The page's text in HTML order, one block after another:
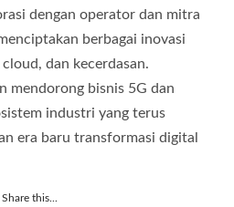
dengan operator dan mitra
berbagai inovasi
dan kecerdasan.
mendorong bisnis 5G dan
industri yang terus
era baru transformasi digital
Share this...